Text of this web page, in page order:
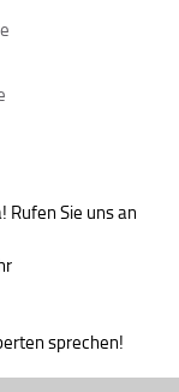
Rufen Sie uns an
sprechen!